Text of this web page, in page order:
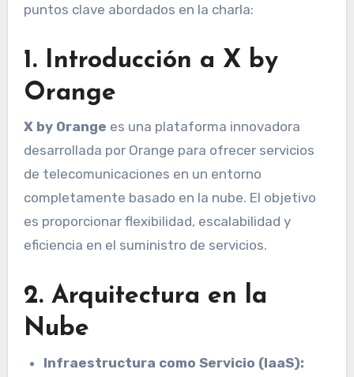
puntos clave abordados en la charla:
1. Introducción a X by
Orange
X by Orange es una plataforma innovadora
desarrollada por Orange para ofrecer servicios
de telecomunicaciones en un entorno
completamente basado en la nube. El objetivo
es proporcionar flexibilidad, escalabilidad y
eficiencia en el suministro de servicios.
2. Arquitectura en la
Nube
Infraestructura como Servicio (IaaS):